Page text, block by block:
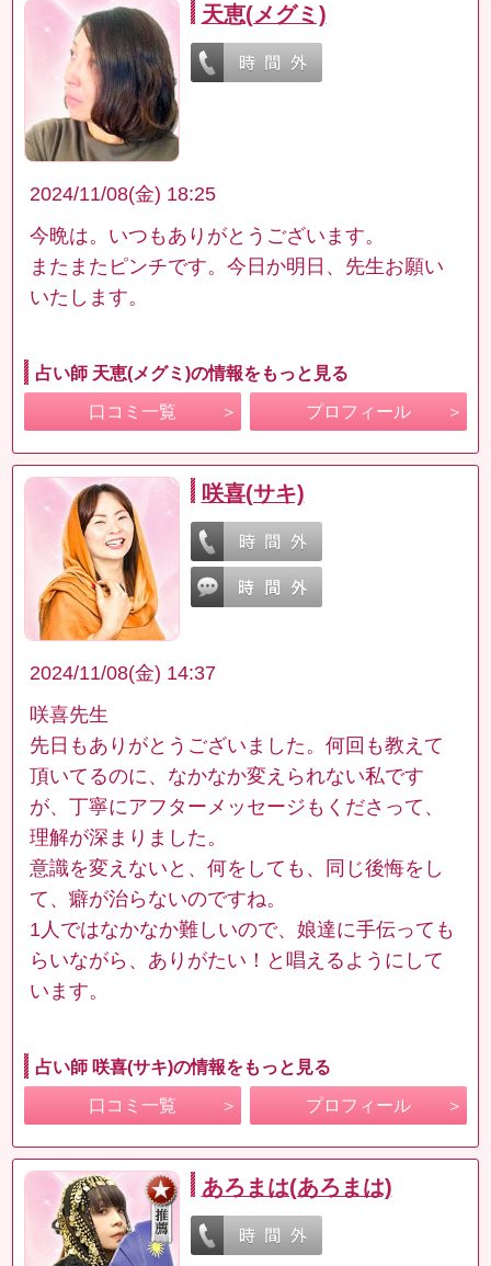
天恵(メグミ)
2024/11/08(金) 18:25
今晩は。いつもありがとうございます。
またまたピンチです。今日か明日、先生お願い
いたします。
占い師 天恵(メグミ)の情報をもっと見る
口コミ一覧 プロフィール
咲喜(サキ)
2024/11/08(金) 14:37
咲喜先生
先日もありがとうございました。何回も教えて
頂いてるのに、なかなか変えられない私です
が、丁寧にアフターメッセージもくださって、
理解が深まりました。
意識を変えないと、何をしても、同じ後悔をし
て、癖が治らないのですね。
1人ではなかなか難しいので、娘達に手伝っても
らいながら、ありがたい！と唱えるようにして
います。
占い師 咲喜(サキ)の情報をもっと見る
口コミ一覧 プロフィール
あろまは(あろまは)